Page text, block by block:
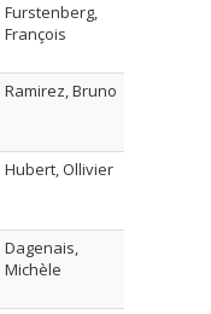
Furstenberg,
François
Ramirez, Bruno
Hubert, Ollivier
Dagenais,
Michèle